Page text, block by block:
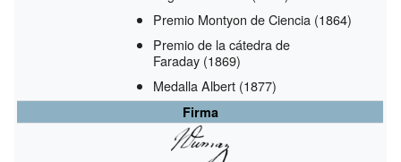
Premio Montyon de Ciencia (1864)
Premio de la cátedra de
Faraday (1869)
Medalla Albert (1877)
Firma